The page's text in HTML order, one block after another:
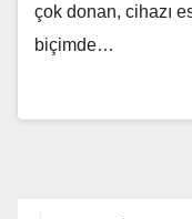
çok donan, cihazı
biçimde…